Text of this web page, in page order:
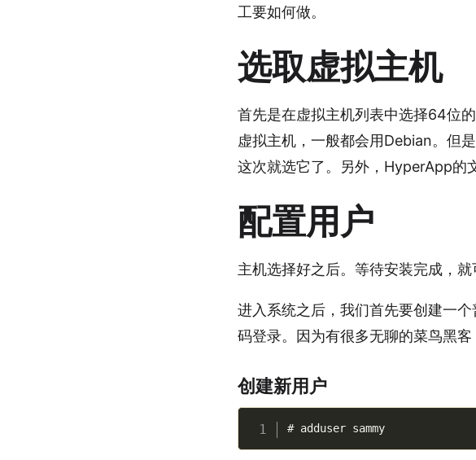
工要如何做。
选取虚拟主机
首先是在虚拟主机列表中选择64位
虚拟主机，一般都会用Debian。但
这次就选它了。另外，HyperApp的
配置用户
主机选择好之后。等待安装完成，就
进入系统之后，我们首先要创建一
码登录。因为有很多无聊的菜鸟黑
创建新用户